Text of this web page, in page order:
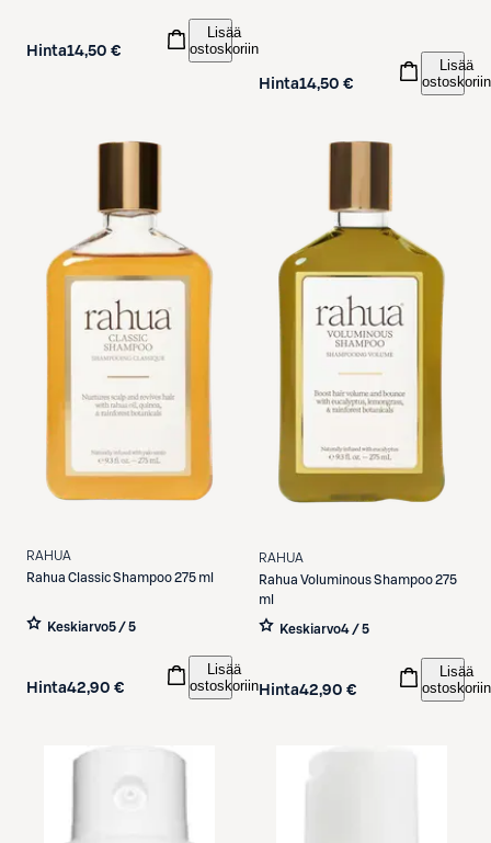
Hinta14,50 €
Lisää
ostoskoriin
Hinta14,50 €
Lisää
ostoskoriin
RAHUA
Rahua Classic Shampoo 275 ml
Keskiarvo5 / 5
Hinta42,90 €
Lisää
ostoskoriin
RAHUA
Rahua Voluminous Shampoo 275
ml
Keskiarvo4 / 5
Hinta42,90 €
Lisää
ostoskoriin